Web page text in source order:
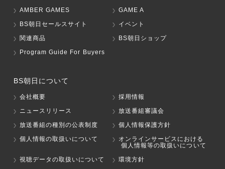
AMBER GAMES
GAME A
BS朝日セールスサイト
イベント
関連商品
BS朝日ショップ
Program Guide For Buyers
BS朝日について
会社概要
採用情報
ニュースリリース
放送番組審議会
放送番組の種別の公表制度
個人情報保護方針
個人情報の取扱いについて
オンラインサービスにおける
個人情報等の取扱いについて
視聴データの取扱いについて
環境方針